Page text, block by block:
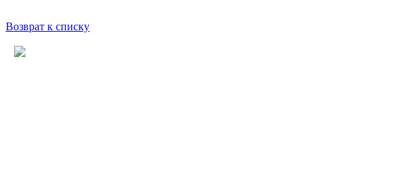
Возврат к списку